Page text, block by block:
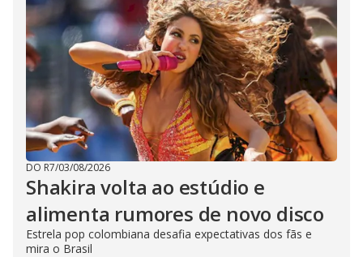
DO R7/03/08/2026
Shakira volta ao estúdio e
alimenta rumores de novo disco
Estrela pop colombiana desafia expectativas dos fãs e
mira o Brasil